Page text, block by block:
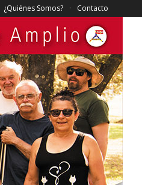
¿Quiénes Somos? Contacto